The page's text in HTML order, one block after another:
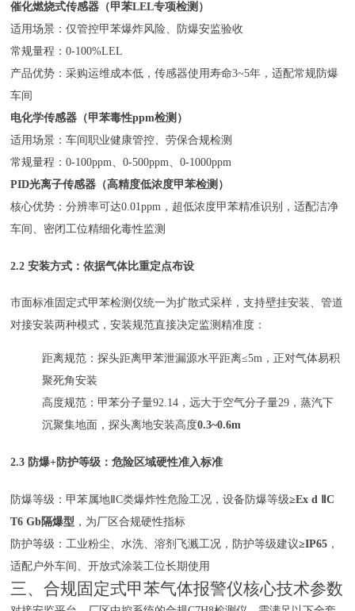
催化燃烧式传感器（甲苯LEL专项检测）
适用场景：仅管控甲苯爆炸风险、防爆安监验收
常规量程：0-100%LEL
产品优势：采购运维成本低，传感器使用寿命3~5年，适配常规防爆
车间
电化学传感器（甲苯毒性ppm检测）
适用场景：车间职业健康管控、劳保合规检测
常规量程：0-100ppm、0-500ppm、0-1000ppm
PID光离子传感器（高精度低浓度甲苯检测）
核心优势：分辨率可达0.01ppm，超低浓度甲苯精准识别，适配洁净
车间、密闭工位精细化毒性监测
2.2 安装方式：依据气体比重定点布设
市面标准固定式甲苯检测仪统一为扩散式采样，支持壁挂安装、管道
对接安装两种模式，安装规范直接决定监测精准度：
距离规范：探头距离甲苯泄漏源水平距离≤5m，正对气体易积
聚死角安装
高度规范：甲苯分子量92.14，远大于空气分子量29，蒸汽下
沉聚集地面，探头离地安装高度0.3~0.6m
2.3 防爆+防护等级：危险区域硬性准入标准
防爆等级：甲苯属地ⅡC类爆炸性危险工况，设备防爆等级≥Ex d ⅡC
T6 Gb隔爆型 ，为厂区合规硬性指标
防护等级：工业粉尘、水洗、溶剂飞溅工况，防护等级建议≥IP65 ，
适配户外车间、开放式涂装工位长期使用
三、合规固定式甲苯气体报警仪核心技术参数